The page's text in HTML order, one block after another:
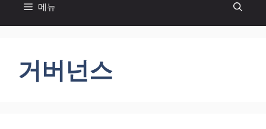
메뉴
거버넌스